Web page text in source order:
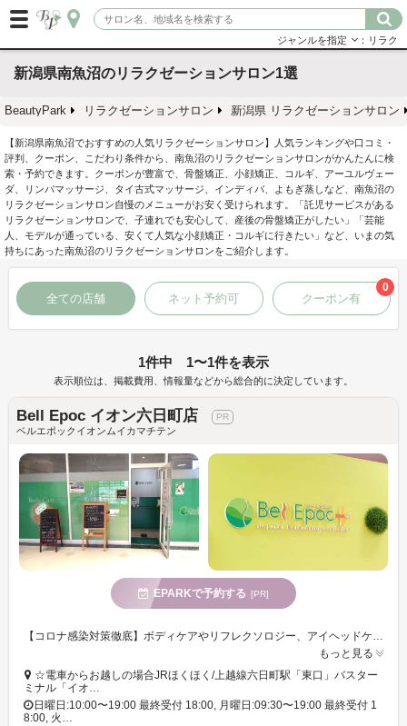
ジャンルを指定 ：リラク
新潟県南魚沼のリラクゼーションサロン1選
BeautyPark リラクゼーションサロン 新潟県 リラクゼーションサロン
【新潟県南魚沼でおすすめの人気リラクゼーションサロン】人気ランキングや口コミ・
評判、クーポン、こだわり条件から、南魚沼のリラクゼーションサロンがかんたんに検
索・予約できます。クーポンが豊富で、骨盤矯正、小顔矯正、コルギ、アーユルヴェー
ダ、リンパマッサージ、タイ古式マッサージ、インディバ、よもぎ蒸しなど、南魚沼の
リラクゼーションサロン自慢のメニューがお安く受けられます。「託児サービスがある
リラクゼーションサロンで、子連れでも安心して、産後の骨盤矯正がしたい」「芸能
人、モデルが通っている、安くて人気な小顔矯正・コルギに行きたい」など、いまの気
持ちにあった南魚沼のリラクゼーションサロンをご紹介します。
全ての店舗 ネット予約可 クーポン有
0
1件中 1〜1件を表示
表示順位は、掲載費用、情報量などから総合的に決定しています。
Bell Epoc イオン六日町店
ベルエポックイオンムイカマチテン
EPARKで予約する [PR]
【コロナ感染対策徹底】ボディケアやリフレクソロジー、アイヘッドケア等の豊富なメニューが魅力のリラクゼーションサロン!お客様のお疲れに合わせてご提案するので初めての方でも安心♪イオン六日町店2F!
もっと見る
☆電車からお越しの場合JRほくほく/上越線六日町駅「東口」バスター
ミナル「イオ…
日曜日:10:00〜19:00 最終受付 18:00, 月曜日:09:30〜19:00 最終受付 1
8:00, 火…